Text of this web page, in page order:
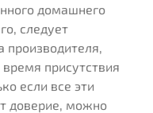
домашнего
следует
производителя,
время присутствия
если все эти
доверие, можно